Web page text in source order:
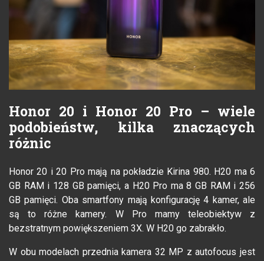
Honor 20 i Honor 20 Pro – wiele
podobieństw, kilka znaczących
różnic
Honor 20 i 20 Pro mają na pokładzie Kirina 980. H20 ma 6
GB RAM i 128 GB pamięci, a H20 Pro ma 8 GB RAM i 256
GB pamięci. Oba smartfony mają konfigurację 4 kamer, ale
są to różne kamery. W Pro mamy teleobiektyw z
bezstratnym powiększeniem 3X. W H20 go zabrakło.
W obu modelach przednia kamera 32 MP z autofocus jest